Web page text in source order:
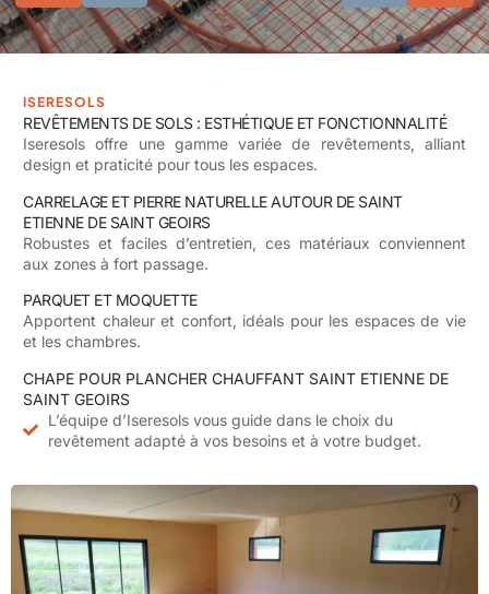
ISERESOLS
REVÊTEMENTS DE SOLS : ESTHÉTIQUE ET FONCTIONNALITÉ
Iseresols offre une gamme variée de revêtements, alliant
design et praticité pour tous les espaces.
CARRELAGE ET PIERRE NATURELLE AUTOUR DE SAINT
ETIENNE DE SAINT GEOIRS
Robustes et faciles d’entretien, ces matériaux conviennent
aux zones à fort passage.
PARQUET ET MOQUETTE
Apportent chaleur et confort, idéals pour les espaces de vie
et les chambres.
CHAPE POUR PLANCHER CHAUFFANT SAINT ETIENNE DE
SAINT GEOIRS
L’équipe d’Iseresols vous guide dans le choix du
revêtement adapté à vos besoins et à votre budget.